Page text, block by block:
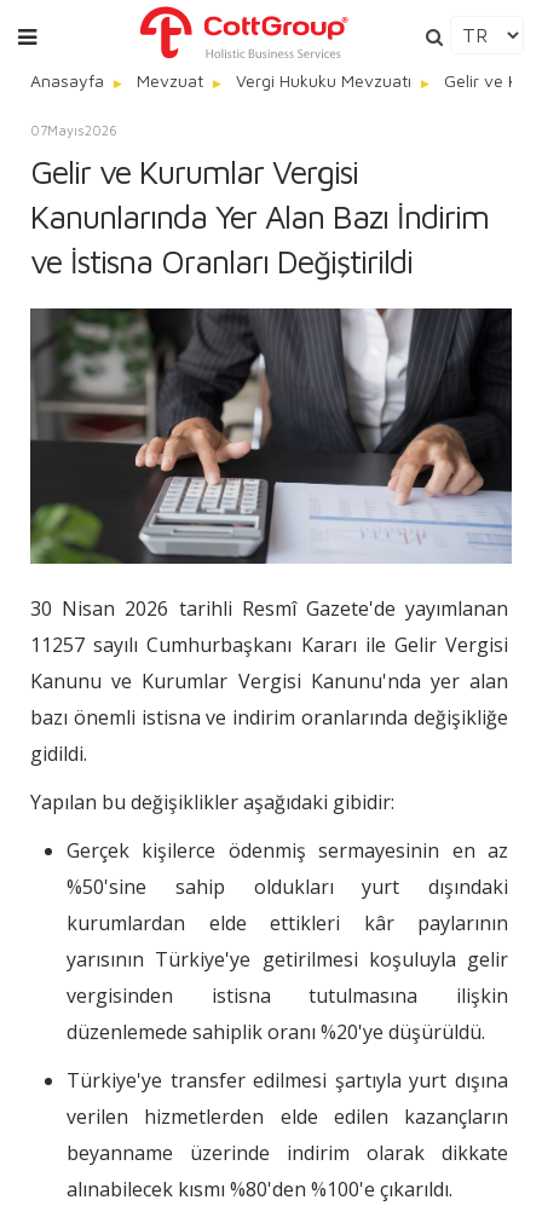
Anasayfa Mevzuat Vergi Hukuku Mevzuatı Gelir ve
07Mayıs2026
Gelir ve Kurumlar Vergisi
Kanunlarında Yer Alan Bazı İndirim
ve İstisna Oranları Değiştirildi
30 Nisan 2026 tarihli Resmî Gazete'de yayımlanan
11257 sayılı Cumhurbaşkanı Kararı ile Gelir Vergisi
Kanunu ve Kurumlar Vergisi Kanunu'nda yer alan
bazı önemli istisna ve indirim oranlarında değişikliğe
gidildi.
Yapılan bu değişiklikler aşağıdaki gibidir:
Gerçek kişilerce ödenmiş sermayesinin en az
%50'sine sahip oldukları yurt dışındaki
kurumlardan elde ettikleri kâr paylarının
yarısının Türkiye'ye getirilmesi koşuluyla gelir
vergisinden istisna tutulmasına ilişkin
düzenlemede sahiplik oranı %20'ye düşürüldü.
Türkiye'ye transfer edilmesi şartıyla yurt dışına
verilen hizmetlerden elde edilen kazançların
beyanname üzerinde indirim olarak dikkate
alınabilecek kısmı %80'den %100'e çıkarıldı.